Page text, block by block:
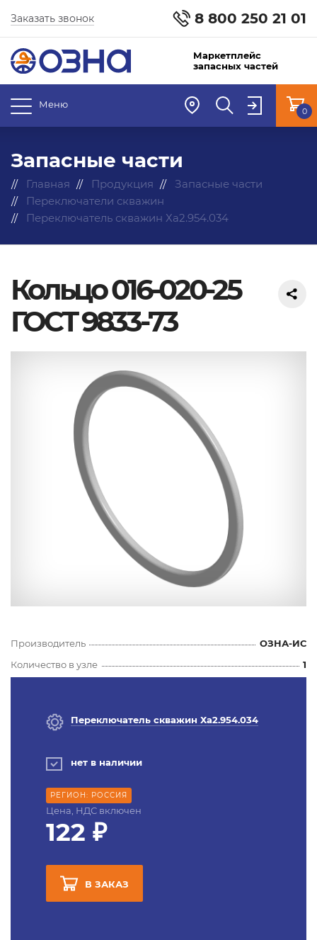
8 800 250 21 01
Заказать звонок
Маркетплейс
запасных частей
Меню
0
Запасные части
Главная Продукция
Запасные части
Переключатели скважин
Переключатель скважин Ха2.954.034
Кольцо 016-020-25
ГОСТ 9833-73
Производитель
ОЗНА-ИС
Количество в узле
1
Переключатель скважин Ха2.954.034
нет в наличии
РЕГИОН: РОССИЯ
Цена, НДС включен
122 ₽
В ЗАКАЗ